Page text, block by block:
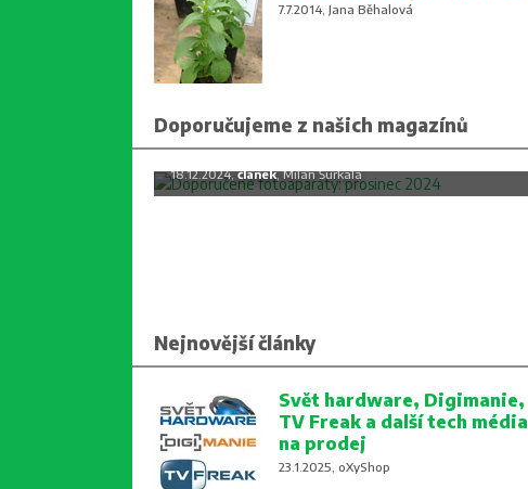
7.7.2014, Jana Běhalová
Doporučujeme z našich magazínů
Doporučené fotoaparáty: prosinec
2024
18.12.2024,článek, Milan Šurkala
Nejnovější články
Svět hardware, Digimanie,
TV Freak a další tech média
na prodej
23.1.2025, oXyShop